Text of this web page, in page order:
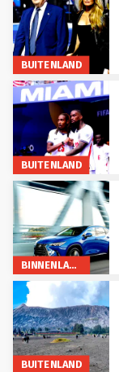
BUITENLAND
BUITENLAND
BINNENLAND
BUITENLAND